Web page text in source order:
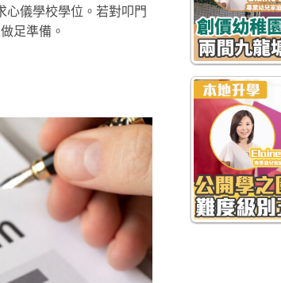
心儀學校學位。若對叩門
足準備。